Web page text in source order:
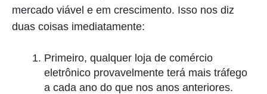
mercado viável e em crescimento. Isso nos diz
duas coisas imediatamente:
Primeiro, qualquer loja de comércio
eletrônico provavelmente terá mais tráfego
a cada ano do que nos anos anteriores.